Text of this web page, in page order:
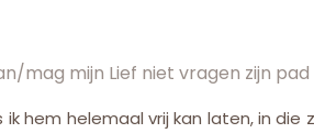
mag mijn Lief niet vragen zijn
ik hem helemaal vrij kan laten, in